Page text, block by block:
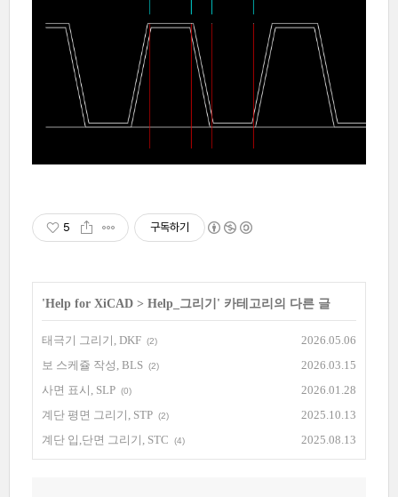
5 구독하기
'Help for XiCAD > Help_그리기 ' 카테고리의 다른 글
태극기 그리기, DKF (2)
2026.05.06
보 스케쥴 작성, BLS (2)
2026.03.15
사면 표시, SLP (0)
2026.01.28
계단 평면 그리기, STP (2)
2025.10.13
계단 입,단면 그리기, STC
(4) 2025.08.13